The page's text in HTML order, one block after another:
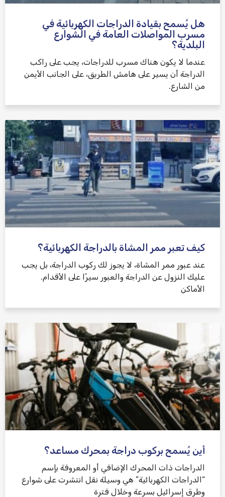
هل يُسمح بقيادة الدراجات الكهربائية في
مسرب المواصلات العامة في الشوارع
البلدية؟
عندما لا يكون هناك مسرب للدراجات، يجب على راكب
الدراجة أن يسير على هامش الطريق، على الجانب الأيمن
من الشارع.
كيف تعبر ممر المشاة بالدراجة الكهربائية؟
عند عبور ممر المشاة، لا يجوز لك ركوب الدراجة، بل يجب
عليك النزول عن الدراجة والعبور سيرًا على الأقدام.
الأماكن
أين يُسمح بركوب دراجة بمحرك مساعد؟
الدراجات ذات المحرك الإضافي أو المعروفة بإسم
“الدراجات الكهربائية” هي وسيلة نقل انتشرت على شوارع
وطرق إسرائيل بسرعة وخلال فترة